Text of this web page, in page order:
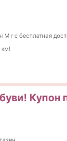
r c бесплатная
км!
Купон